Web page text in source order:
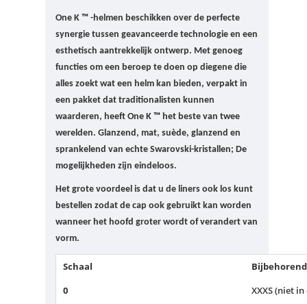
One K ™ -helmen beschikken over de perfecte
synergie tussen geavanceerde technologie en een
esthetisch aantrekkelijk ontwerp. Met genoeg
functies om een ​​beroep te doen op diegene die
alles zoekt wat een helm kan bieden, verpakt in
een pakket dat traditionalisten kunnen
waarderen, heeft One K ™ het beste van twee
werelden. Glanzend, mat, suède, glanzend en
sprankelend van echte Swarovski-kristallen; De
mogelijkheden zijn eindeloos.
Het grote voordeel is dat u de liners ook los kunt
bestellen zodat de cap ook gebruikt kan worden
wanneer het hoofd groter wordt of verandert van
vorm.
Schaal
0
XXXS (niet